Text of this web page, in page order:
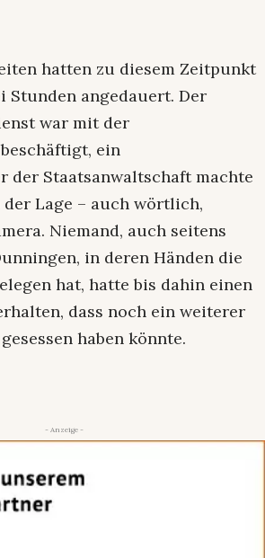
hatten zu diesem Zeitpunkt
Stunden angedauert. Der
war mit der
ein
der Staatsanwaltschaft machte
Lage – auch wörtlich,
Niemand, auch seitens
in deren Händen die
hat, hatte bis dahin einen
dass noch ein weiterer
haben könnte.
- Anzeige -